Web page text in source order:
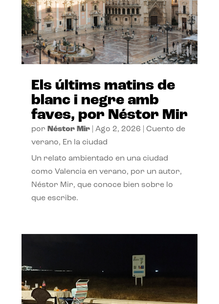
Els últims matins de
blanc i negre amb
faves, por Néstor Mir
por Néstor Mir| Ago 2, 2026
Cuento de
verano, En la ciudad
Un relato ambientado en una ciudad
como Valencia en verano, por un autor,
Néstor Mir, que conoce bien sobre lo
que escribe.